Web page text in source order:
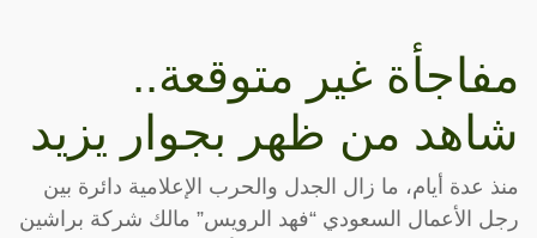
مفاجأة غير متوقعة..
شاهد من ظهر بجوار يزيد
منذ عدة أيام، ما زال الجدل والحرب الإعلامية دائرة بين
رجل الأعمال السعودي “فهد الرويس” مالك شركة براشين